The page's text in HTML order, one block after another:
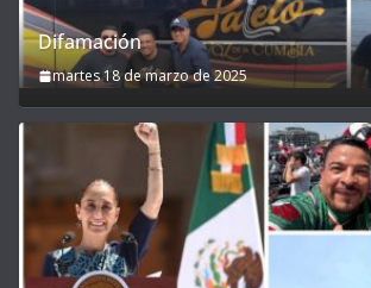
Difamación
martes 18 de marzo de 2025